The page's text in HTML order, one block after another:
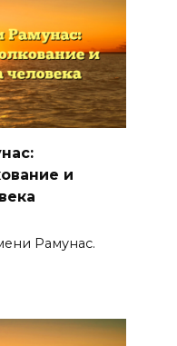
и
Рамунас.